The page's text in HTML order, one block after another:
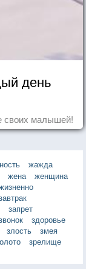
день
своих малышей!
жажда
жена
женщина
запрет
здоровье
злость
змея
зрелище